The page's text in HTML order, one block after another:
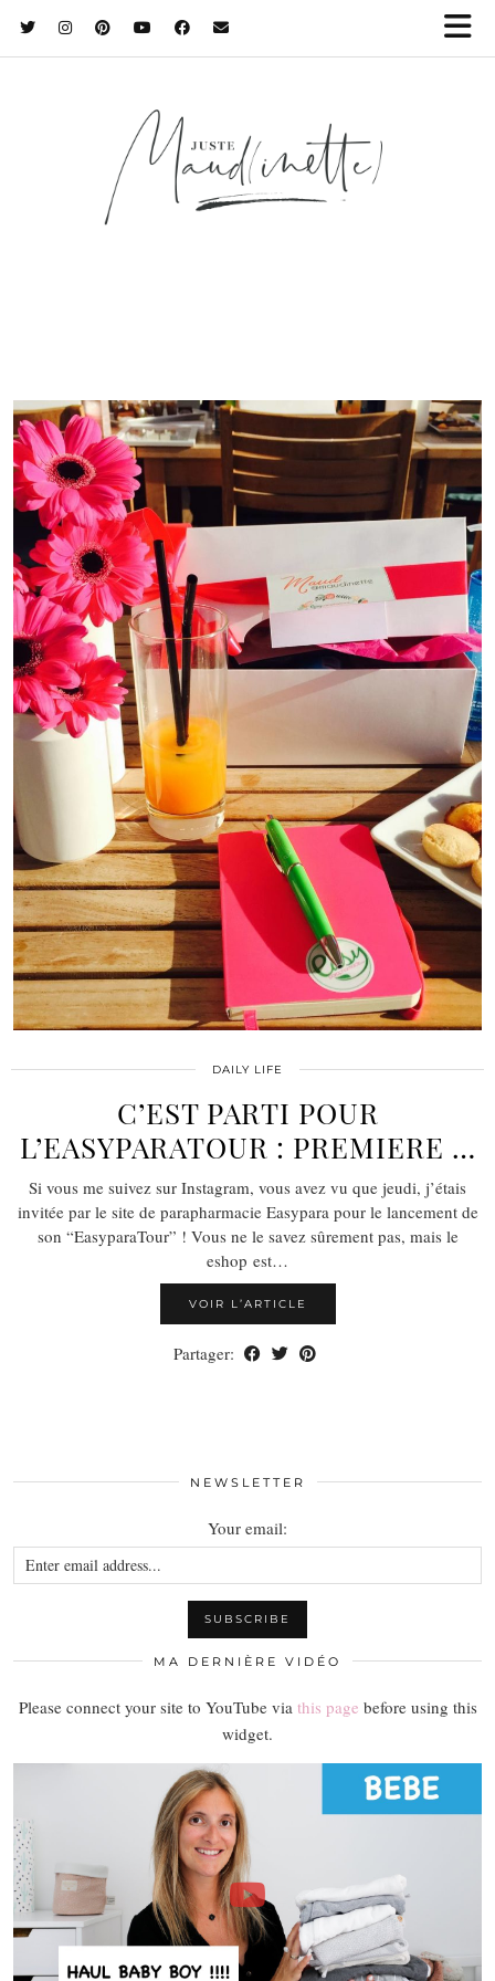
DAILY LIFE
C’EST PARTI POUR
L’EASYPARATOUR : PREMIERE …
Si vous me suivez sur Instagram, vous avez vu que jeudi, j’étais
invitée par le site de parapharmacie Easypara pour le lancement de
son “EasyparaTour” ! Vous ne le savez sûrement pas, mais le
eshop est…
VOIR L’ARTICLE
Partager:
NEWSLETTER
Your email:
MA DERNIÈRE VIDÉO
Please connect your site to YouTube via this page before using this
widget.